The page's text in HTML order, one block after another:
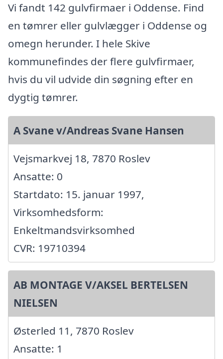
Vi fandt 142 gulvfirmaer i Oddense. Find
en tømrer eller gulvlægger i Oddense og
omegn herunder. I hele Skive
kommunefindes der flere gulvfirmaer,
hvis du vil udvide din søgning efter en
dygtig tømrer.
A Svane v/Andreas Svane Hansen
Vejsmarkvej 18, 7870 Roslev
Ansatte: 0
Startdato: 15. januar 1997,
Virksomhedsform:
Enkeltmandsvirksomhed
CVR: 19710394
AB MONTAGE V/AKSEL BERTELSEN
NIELSEN
Østerled 11, 7870 Roslev
Ansatte: 1